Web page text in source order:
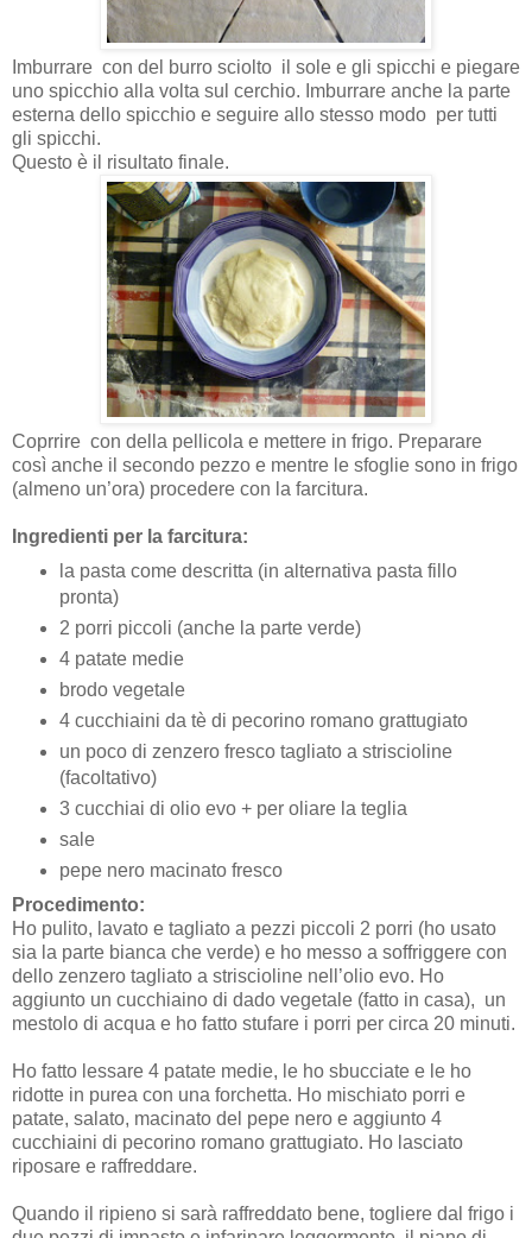
Imburrare con del burro sciolto il sole e gli spicchi e piegare
uno spicchio alla volta sul cerchio. Imburrare anche la parte
esterna dello spicchio e seguire allo stesso modo per tutti
gli spicchi.
Questo è il risultato finale.
Coprrire con della pellicola e mettere in frigo. Preparare
così anche il secondo pezzo e mentre le sfoglie sono in frigo
(almeno un’ora) procedere con la farcitura.
Ingredienti per la farcitura:
la pasta come descritta (in alternativa pasta fillo
pronta)
2 porri piccoli (anche la parte verde)
4 patate medie
brodo vegetale
4 cucchiaini da tè di pecorino romano grattugiato
un poco di zenzero fresco tagliato a striscioline
(facoltativo)
3 cucchiai di olio evo + per oliare la teglia
sale
pepe nero macinato fresco
Procedimento:
Ho pulito, lavato e tagliato a pezzi piccoli 2 porri (ho usato
sia la parte bianca che verde) e ho messo a soffriggere con
dello zenzero tagliato a striscioline nell’olio evo. Ho
aggiunto un cucchiaino di dado vegetale (fatto in casa), un
mestolo di acqua e ho fatto stufare i porri per circa 20 minuti.
Ho fatto lessare 4 patate medie, le ho sbucciate e le ho
ridotte in purea con una forchetta. Ho mischiato porri e
patate, salato, macinato del pepe nero e aggiunto 4
cucchiaini di pecorino romano grattugiato. Ho lasciato
riposare e raffreddare.
Quando il ripieno si sarà raffreddato bene, togliere dal frigo i